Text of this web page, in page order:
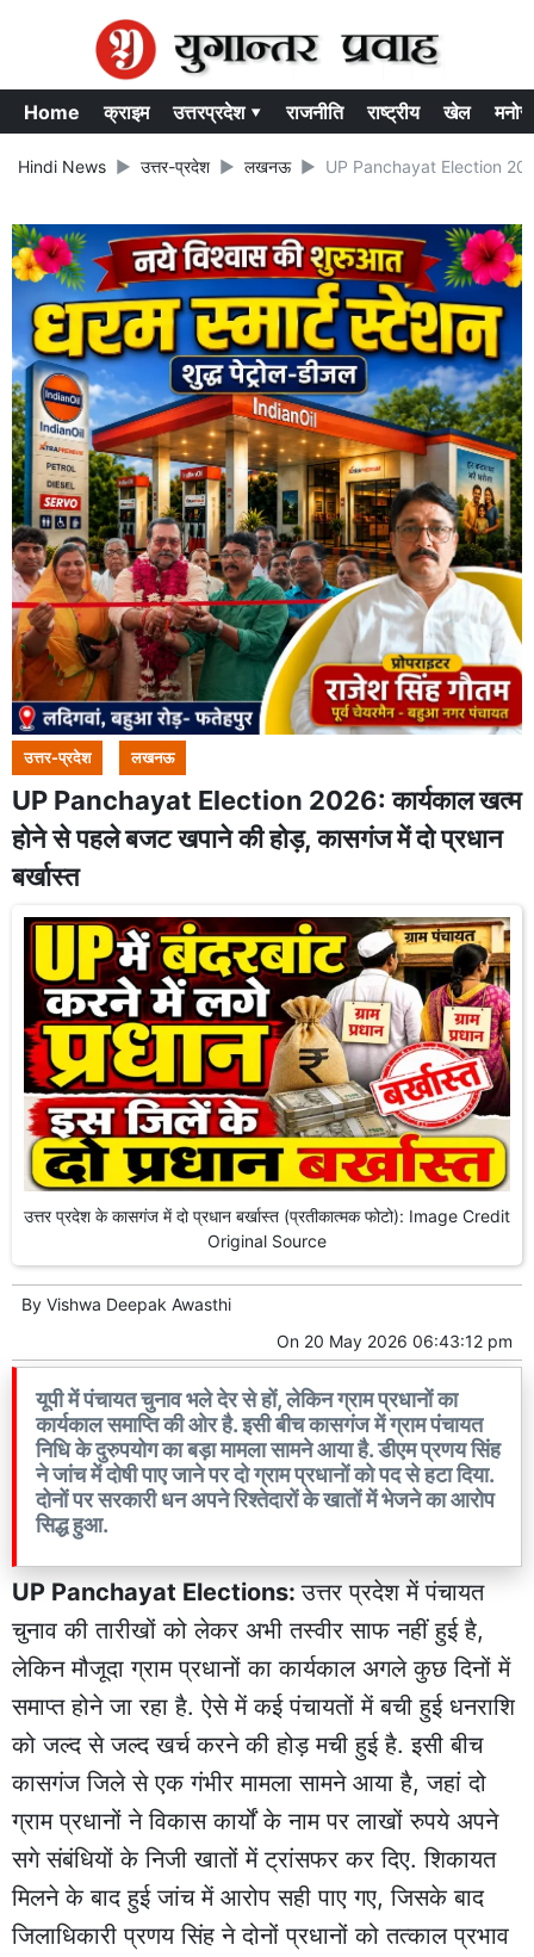
Home क्राइम उत्तरप्रदेश ▾ राजनीति राष्ट्रीय खेल
Hindi News उत्तर-प्रदेश लखनऊ UP Panchayat Election
उत्तर-प्रदेश लखनऊ
UP Panchayat Election 2026: कार्यकाल खत्म
होने से पहले बजट खपाने की होड़, कासगंज में दो प्रधान
बर्खास्त
उत्तर प्रदेश के कासगंज में दो प्रधान बर्खास्त (प्रतीकात्मक फोटो): Image Credit
Original Source
By Vishwa Deepak Awasthi
On 20 May 2026 06:43:12 pm
यूपी में पंचायत चुनाव भले देर से हों, लेकिन ग्राम प्रधानों का
कार्यकाल समाप्ति की ओर है. इसी बीच कासगंज में ग्राम पंचायत
निधि के दुरुपयोग का बड़ा मामला सामने आया है. डीएम प्रणय सिंह
ने जांच में दोषी पाए जाने पर दो ग्राम प्रधानों को पद से हटा दिया.
दोनों पर सरकारी धन अपने रिश्तेदारों के खातों में भेजने का आरोप
सिद्ध हुआ.
UP Panchayat Elections:उत्तर प्रदेश में पंचायत
चुनाव की तारीखों को लेकर अभी तस्वीर साफ नहीं हुई है,
लेकिन मौजूदा ग्राम प्रधानों का कार्यकाल अगले कुछ दिनों में
समाप्त होने जा रहा है. ऐसे में कई पंचायतों में बची हुई धनराशि
को जल्द से जल्द खर्च करने की होड़ मची हुई है. इसी बीच
कासगंज जिले से एक गंभीर मामला सामने आया है, जहां दो
ग्राम प्रधानों ने विकास कार्यों के नाम पर लाखों रुपये अपने
सगे संबंधियों के निजी खातों में ट्रांसफर कर दिए. शिकायत
मिलने के बाद हुई जांच में आरोप सही पाए गए, जिसके बाद
जिलाधिकारी प्रणय सिंह ने दोनों प्रधानों को तत्काल प्रभाव